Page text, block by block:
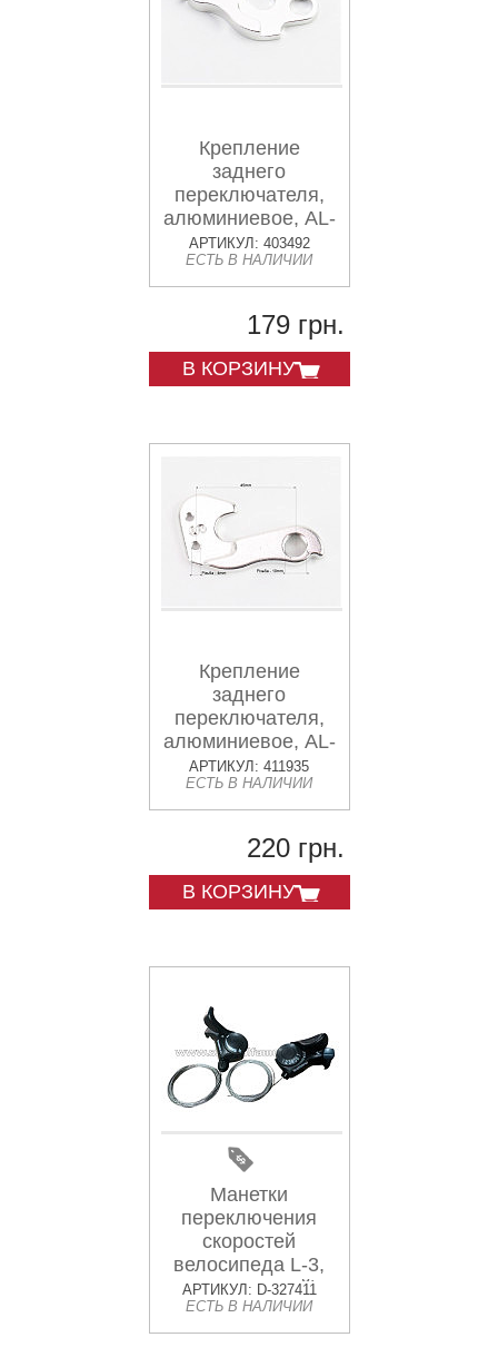
Крепление
заднего
переключателя,
алюминиевое, AL-
06
АРТИКУЛ: 403492
ЕСТЬ В НАЛИЧИИ
179 грн.
В КОРЗИНУ
Крепление
заднего
переключателя,
алюминиевое, AL-
11
АРТИКУЛ: 411935
ЕСТЬ В НАЛИЧИИ
220 грн.
В КОРЗИНУ
Манетки
переключения
скоростей
велосипеда L-3,
R-7 скоростей)
чёрные SL-TX 30
АРТИКУЛ: D-327411
ЕСТЬ В НАЛИЧИИ